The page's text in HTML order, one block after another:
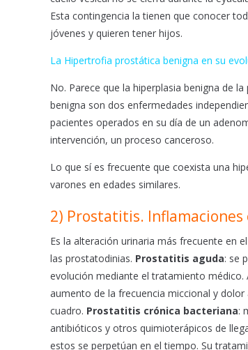
Esta contingencia la tienen que conocer
jóvenes y quieren tener hijos.
La Hipertrofia prostática benigna en su
No. Parece que la hiperplasia benigna de
benigna son dos enfermedades
pacientes operados en su día de un
intervención, un proceso canceroso.
Lo que sí es frecuente que coexista una
varones en edades similares.
2) Prostatitis.
Es la alteración urinaria más frecuente en
las prostatodinias. Prostatitis aguda: se
evolución mediante el tratamiento médico.
aumento de la frecuencia miccional y
cuadro. Prostatitis crónica bacteriana:
antibióticos y otros quimioterápicos de
estos se perpetúan en el tiempo. Su